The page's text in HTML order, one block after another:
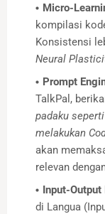
Micro-
kompilasi
Konsistensi
Neural
Prompt
TalkPal,
padaku
melakukan
akan
relevan
Input-Output
di Langua